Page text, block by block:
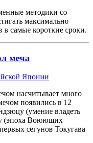
методики со
максимально
в самые короткие сроки.
меча
насчитывает много
появились в 12
(умение владеть
(эпоха Воюющих
сегунов Токугава